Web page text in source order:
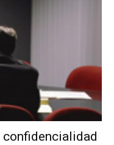
confidencialidad